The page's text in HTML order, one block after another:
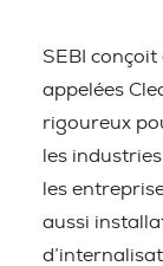
SEBI
appelées
rigoureux
les
les
aussi